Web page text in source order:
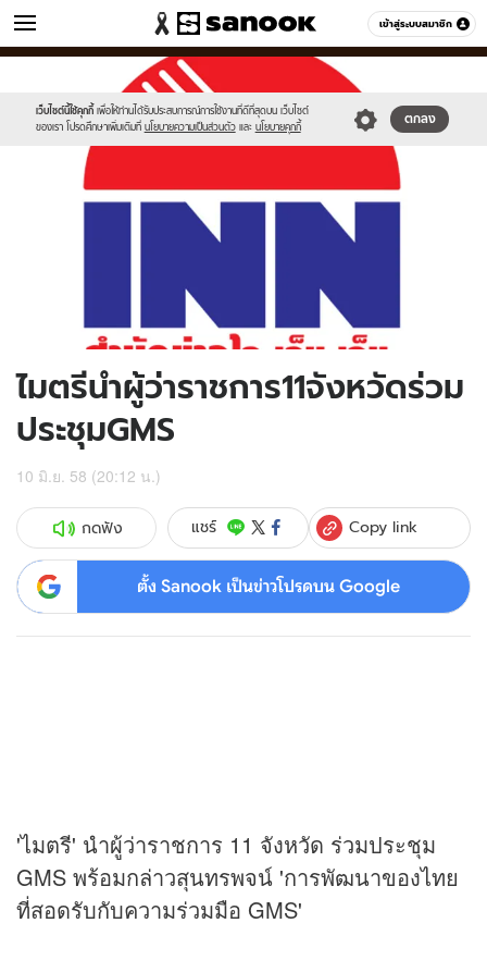
เข้าสู่ระบบสมาชิก
ข่าว หมวดอื่นๆ
เว็บไซต์นี้ใช้คุกกี้ เพื่อให้ท่านได้รับประสบการณ์การใช้งานที่ดีที่สุดบน เว็บไซต์
ของเรา โปรดศึกษาเพิ่มเติมที่ นโยบายความเป็นส่วนตัว และ นโยบายคุกกี้
ตกลง
//s.isanook.com/sr/0/images/logo-
sanook.png
//s.isanook.com/ns/0/ud/362/1810290/624077-
ไมตรีนำผู้ว่าราชการ11จังหวัดร่วม
ประชุมGMS
10 มิ.ย. 58 (20:12 น.)
กดฟัง แชร์ Copy link
ตั้ง Sanook เป็นข่าวโปรดบน Google
'ไมตรี' นำผู้ว่าราชการ 11 จังหวัด ร่วมประชุม
GMS พร้อมกล่าวสุนทรพจน์ 'การพัฒนาของไทย
ที่สอดรับกับความร่วมมือ GMS'